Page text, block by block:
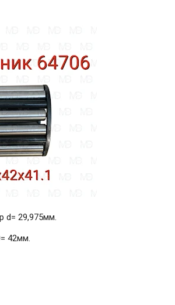
d= 29,975мм.
42мм.